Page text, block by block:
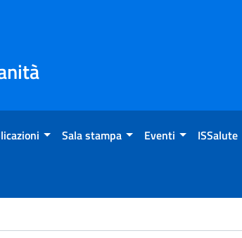
Sala stampa Eventi ISSalute